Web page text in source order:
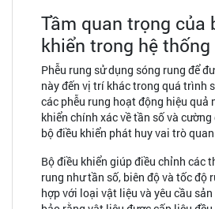
Tầm quan trọng của
khiển trong hệ
Phễu rung sử dụng sóng rung để
này đến vị trí khác trong quá trình
các phễu rung hoạt động hiệu quả
khiển chính xác về tần số và
bộ điều khiển phát huy vai trò
Bộ điều khiển giúp điều chỉnh các
rung như tần số, biên độ và tốc độ
hợp với loại vật liệu và yêu cầu